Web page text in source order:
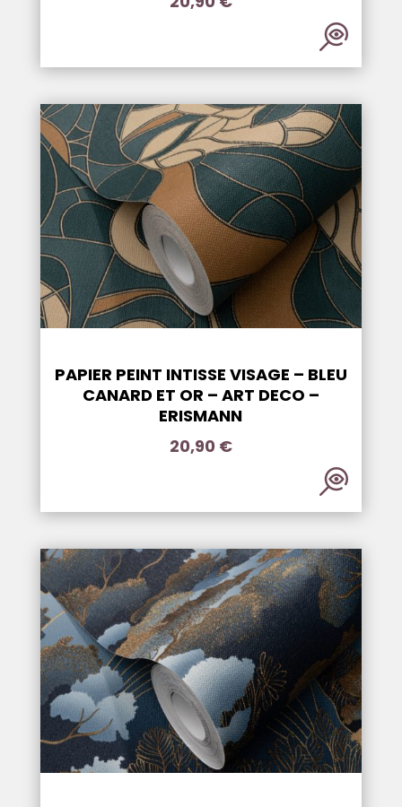
PAPIER PEINT INTISSE VISAGE – BLEU
CANARD ET OR – ART DECO –
ERISMANN
20,90 €